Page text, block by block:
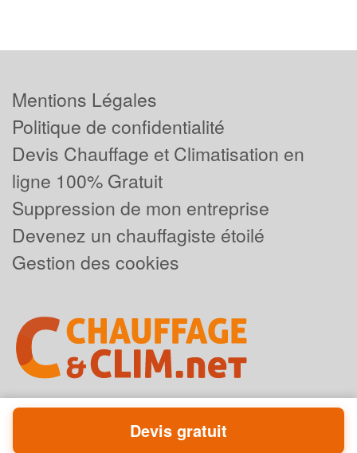
Mentions Légales
Politique de confidentialité
Devis Chauffage et Climatisation en
ligne 100% Gratuit
Suppression de mon entreprise
Devenez un chauffagiste étoilé
Gestion des cookies
Powered byPlus que pro
Devis gratuit